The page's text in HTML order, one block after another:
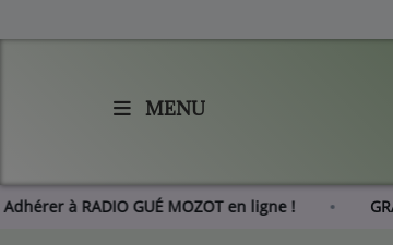
MENU
Adhérer à RADIO GUÉ MOZOT en ligne !
Agenda